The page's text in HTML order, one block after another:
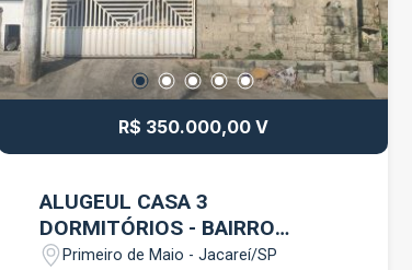
R$ 350.000,00 V
ALUGEUL CASA 3
DORMITÓRIOS - BAIRRO
PRIMEIRO DE MAIO - JACAREÍ
Primeiro de Maio - Jacareí/SP